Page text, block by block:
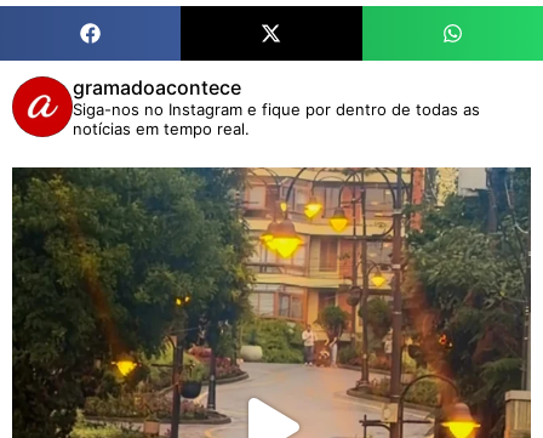
gramadoacontece
Siga-nos no Instagram e fique por dentro de todas as
notícias em tempo real.